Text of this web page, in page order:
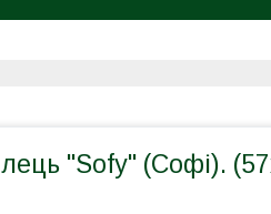
"Sofy" (Софі).